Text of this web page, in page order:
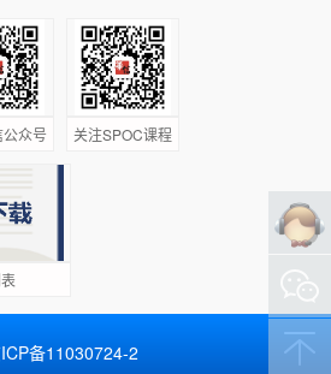
众号 关注SPOC课程
备11030724-2